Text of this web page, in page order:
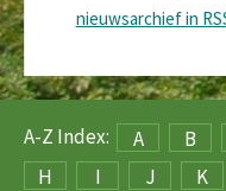
nieuwsarchief in
A-Z Index: A B
H
I J K